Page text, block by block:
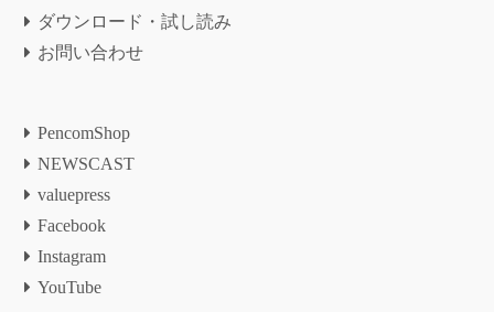
ダウンロード・試し読み
お問い合わせ
PencomShop
NEWSCAST
valuepress
Facebook
Instagram
YouTube